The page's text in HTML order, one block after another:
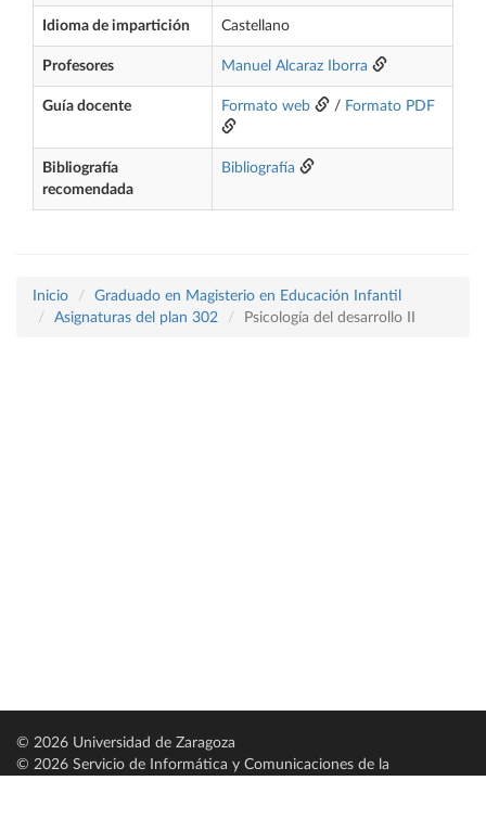
Idioma de impartición Castellano
Profesores Manuel Alcaraz Iborra
Guía docente Formato web / Formato PDF
Bibliografía
recomendada
Bibliografía
Inicio
Graduado en Magisterio en Educación Infantil
Asignaturas del plan 302
Psicología del desarrollo II
© 2026 Universidad de Zaragoza
© 2026 Servicio de Informática y Comunicaciones de la